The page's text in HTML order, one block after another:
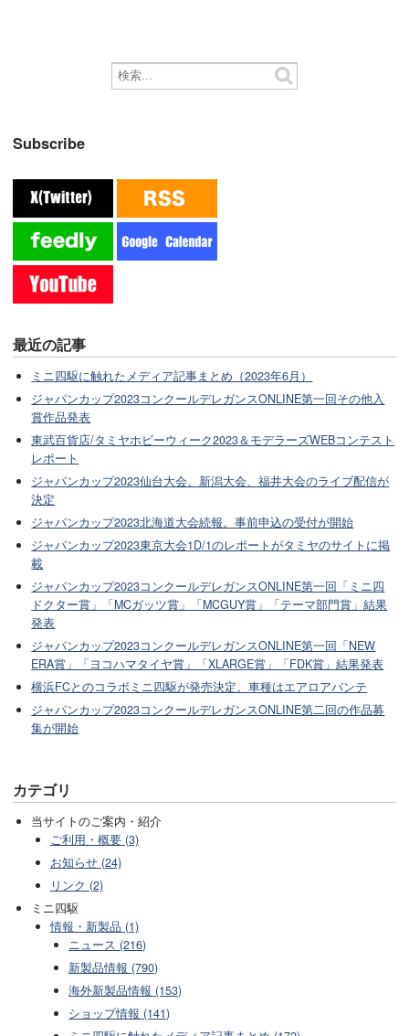
Subscribe
最近の記事
ミニ四駆に触れたメディア記事まとめ（2023年6月）
ジャパンカップ2023コンクールデレガンスONLINE第一回その他入
賞作品発表
東武百貨店/タミヤホビーウィーク2023＆モデラーズWEBコンテスト
レポート
ジャパンカップ2023仙台大会、新潟大会、福井大会のライブ配信が
決定
ジャパンカップ2023北海道大会続報。事前申込の受付が開始
ジャパンカップ2023東京大会1D/1のレポートがタミヤのサイトに掲
載
ジャパンカップ2023コンクールデレガンスONLINE第一回「ミニ四
ドクター賞」「MCガッツ賞」「MCGUY賞」「テーマ部門賞」結果
発表
ジャパンカップ2023コンクールデレガンスONLINE第一回「NEW
ERA賞」「ヨコハマタイヤ賞」「XLARGE賞」「FDK賞」結果発表
横浜FCとのコラボミニ四駆が発売決定。車種はエアロアバンテ
ジャパンカップ2023コンクールデレガンスONLINE第二回の作品募
集が開始
カテゴリ
当サイトのご案内・紹介
ご利用・概要 (3)
お知らせ (24)
リンク (2)
ミニ四駆
情報・新製品 (1)
ニュース (216)
新製品情報 (790)
海外新製品情報 (153)
ショップ情報 (141)